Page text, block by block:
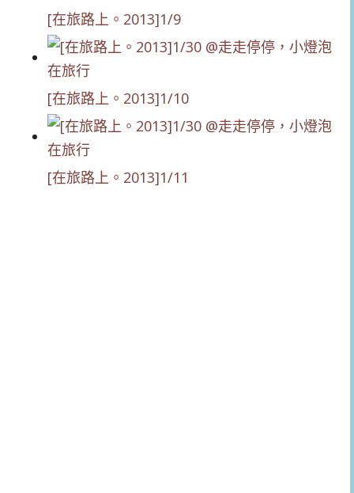
[在旅路上。2013]1/9
[在旅路上。2013]1/10
[在旅路上。2013]1/11